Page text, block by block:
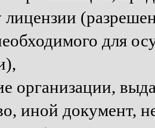
для
организации,
иной документ,